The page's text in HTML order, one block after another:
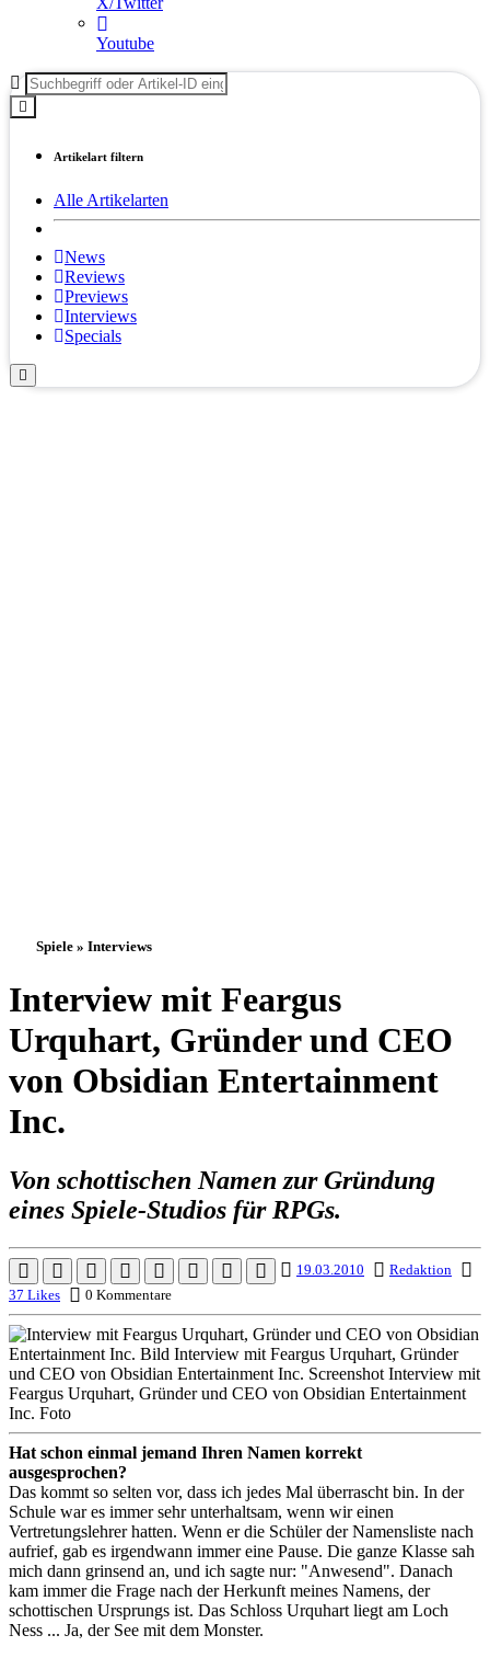
Youtube
Artikelart filtern
Alle Artikelarten
News
Reviews
Previews
Interviews
Specials
Spiele » Interviews
Interview mit Feargus
Urquhart, Gründer und CEO
von Obsidian Entertainment
Inc.
Von schottischen Namen zur Gründung
eines Spiele-Studios für RPGs.
19.03.2010
Redaktion
37 Likes
0 Kommentare
Hat schon einmal jemand Ihren Namen korrekt
ausgesprochen?
Das kommt so selten vor, dass ich jedes Mal überrascht bin. In der
Schule war es immer sehr unterhaltsam, wenn wir einen
Vertretungslehrer hatten. Wenn er die Schüler der Namensliste nach
aufrief, gab es irgendwann immer eine Pause. Die ganze Klasse sah
mich dann grinsend an, und ich sagte nur: "Anwesend". Danach
kam immer die Frage nach der Herkunft meines Namens, der
schottischen Ursprungs ist. Das Schloss Urquhart liegt am Loch
Ness ... Ja, der See mit dem Monster.